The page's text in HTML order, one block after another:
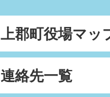
上郡町役場マッ
連絡先一覧